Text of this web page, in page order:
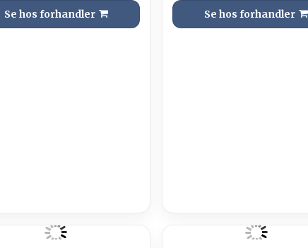
Se hos forhandler Se hos forhandler